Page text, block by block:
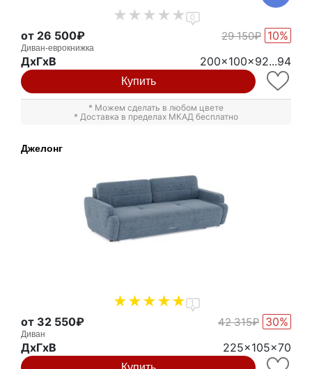
0
от 26 500₽ 29 150₽ 10%
Диван-еврокнижка
ДxГxВ 200x100x92...94
Купить
* Можем сделать в любом цвете
* Доставка в пределах МКАД бесплатно
Джелонг
1
от 32 550₽ 42 315₽ 30%
Диван
ДxГxВ 225x105x70